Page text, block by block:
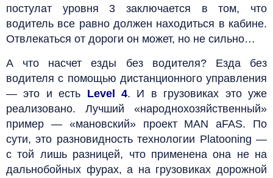
постулат уровня 3 заключается в том, что
водитель все равно должен находиться в кабине.
Отвлекаться от дороги он может, но не сильно…
А что насчет езды без водителя? Езда без
водителя с помощью дистанционного управления
— это и есть Level 4. И в грузовиках это уже
реализовано. Лучший «народнохозяйственный»
пример — «мановский» проект MAN aFAS. По
сути, это разновидность технологии Platooning —
с той лишь разницей, что применена она не на
дальнобойных фурах, а на грузовиках дорожной